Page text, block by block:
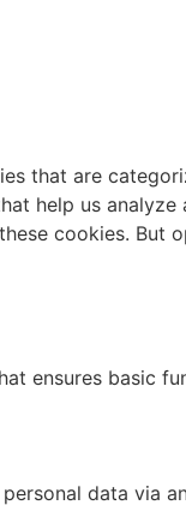
that are
help us analyze
cookies. But
ensures basic
data via